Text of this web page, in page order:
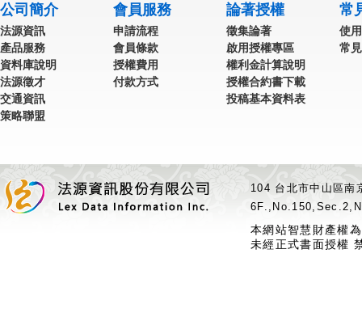
公司簡介
法源資訊
產品服務
資料庫說明
法源徵才
交通資訊
策略聯盟
會員服務
申請流程
會員條款
授權費用
付款方式
論著授權
徵集論著
啟用授權專區
權利金計算說明
授權合約書下載
投稿基本資料表
常
使
常
104 台北市中山區
本網站智慧財產權
未經正式書面授權